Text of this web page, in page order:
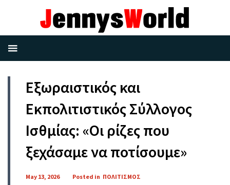
Εξωραιστικός και
Εκπολιτιστικός Σύλλογος
Ισθμίας: «Οι ρίζες που
ξεχάσαμε να ποτίσουμε»
May 13, 2026 Posted in ΠΟΛΙΤΙΣΜΟΣ